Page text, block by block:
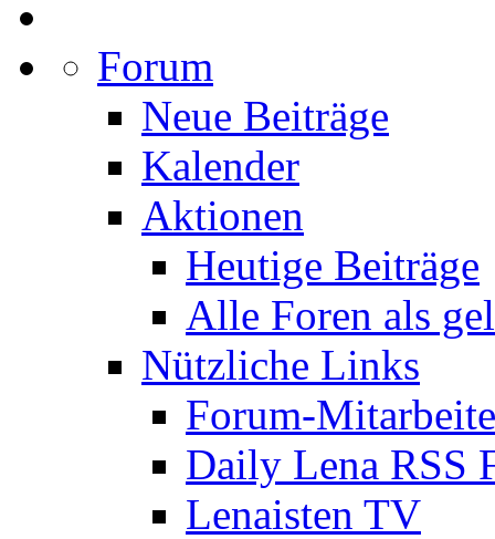
Forum
Neue Beiträge
Kalender
Aktionen
Heutige Beiträge
Alle Foren als
Nützliche Links
Forum-
Daily Lena RSS
Lenaisten TV